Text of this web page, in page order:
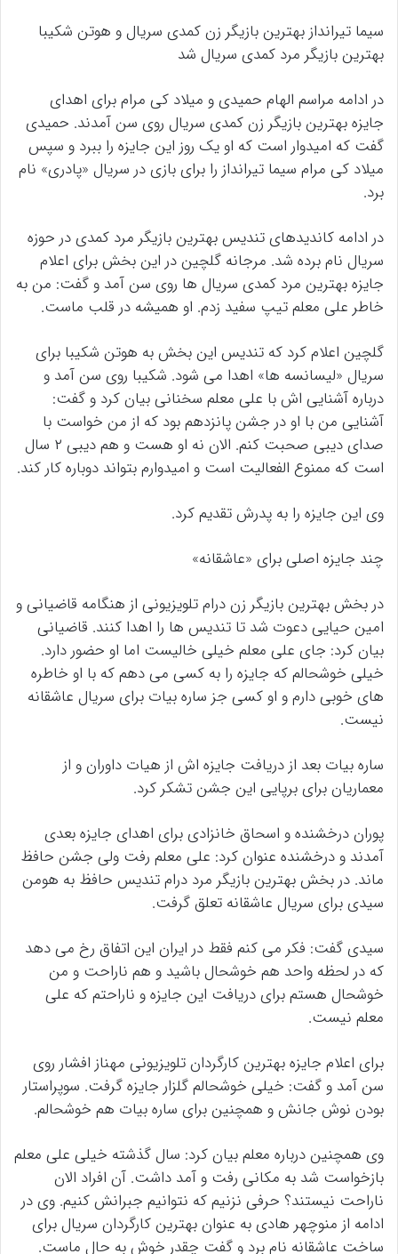
سیما تیرانداز بهترین بازیگر زن کمدی سریال و هوتن شکیبا
بهترین بازیگر مرد کمدی سریال شد
در ادامه مراسم الهام حمیدی و میلاد کی مرام برای اهدای
جایزه بهترین بازیگر زن کمدی سریال روی سن آمدند. حمیدی
گفت که امیدوار است که او یک روز این جایزه را ببرد و سپس
میلاد کی مرام سیما تیرانداز را برای بازی در سریال «پادری» نام
برد.
در ادامه کاندیدهای تندیس بهترین بازیگر مرد کمدی در حوزه
سریال نام برده شد. مرجانه گلچین در این بخش برای اعلام
جایزه بهترین مرد کمدی سریال ها روی سن آمد و گفت: من به
خاطر علی معلم تیپ سفید زدم. او همیشه در قلب ماست.
گلچین اعلام کرد که تندیس این بخش به هوتن شکیبا برای
سریال «لیسانسه ها» اهدا می شود. شکیبا روی سن آمد و
درباره آشنایی اش با علی معلم سخنانی بیان کرد و گفت:
آشنایی من با او در جشن پانزدهم بود که از من خواست با
صدای دیبی صحبت کنم. الان نه او هست و هم دیبی ۲ سال
است که ممنوع الفعالیت است و امیدوارم بتواند دوباره کار کند.
وی این جایزه را به پدرش تقدیم کرد.
چند جایزه اصلی برای «عاشقانه»
در بخش بهترین بازیگر زن درام تلویزیونی از هنگامه قاضیانی و
امین حیایی دعوت شد تا تندیس ها را اهدا کنند. قاضیانی
بیان کرد: جای علی معلم خیلی خالیست اما او حضور دارد.
خیلی خوشحالم که جایزه را به کسی می دهم که با او خاطره
های خوبی دارم و او کسی جز ساره بیات برای سریال عاشقانه
نیست.
ساره بیات بعد از دریافت جایزه اش از هیات داوران و از
معماریان برای برپایی این جشن تشکر کرد.
پوران درخشنده و اسحاق خانزادی برای اهدای جایزه بعدی
آمدند و درخشنده عنوان کرد: علی معلم رفت ولی جشن حافظ
ماند. در بخش بهترین بازیگر مرد درام تندیس حافظ به هومن
سیدی برای سریال عاشقانه تعلق گرفت.
سیدی گفت: فکر می کنم فقط در ایران این اتفاق رخ می دهد
که در لحظه واحد هم خوشحال باشید و هم ناراحت و من
خوشحال هستم برای دریافت این جایزه و ناراحتم که علی
معلم نیست.
برای اعلام جایزه بهترین کارگردان تلویزیونی مهناز افشار روی
سن آمد و گفت: خیلی خوشحالم گلزار جایزه گرفت. سوپراستار
بودن نوش جانش و همچنین برای ساره بیات هم خوشحالم.
وی همچنین درباره معلم بیان کرد: سال گذشته خیلی علی معلم
بازخواست شد به مکانی رفت و آمد داشت. آن افراد الان
ناراحت نیستند؟ حرفی نزنیم که نتوانیم جبرانش کنیم. وی در
ادامه از منوچهر هادی به عنوان بهترین کارگردان سریال برای
ساخت عاشقانه نام برد و گفت چقدر خوش به حال ماست.